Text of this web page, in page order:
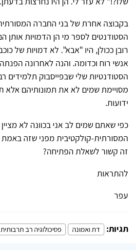
בקבוצה אחרת של בני החברה
הסטודנטים לספר מי הן הדמויות אותן
רובן ככולן, היו "אבא". לא דמויות של
אנשי רוח וכדומה. והנה לאחרונה
הסטודנטיות שלי שבפייסבוק תלמידים
מסויימת שמים לא את תמונותיהם אלא
ידועות.
כפי שאתם שמים לב אני בכוונה לא
המסורתית-קולקטיבית מפני שזה
זה קשור לשאלת הפתיחה?
להתראות
עפר
תגיות: דת ואמונה פסיכולוגיה רב תרבותית